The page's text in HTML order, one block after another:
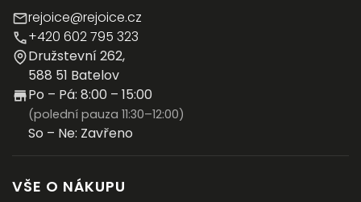
rejoice@rejoice.cz
+420 602 795 323
Družstevní 262,
588 51 Batelov
Po – Pá: 8:00 – 15:00
(polední pauza 11:30–12:00)
So – Ne: Zavřeno
VŠE O NÁKUPU